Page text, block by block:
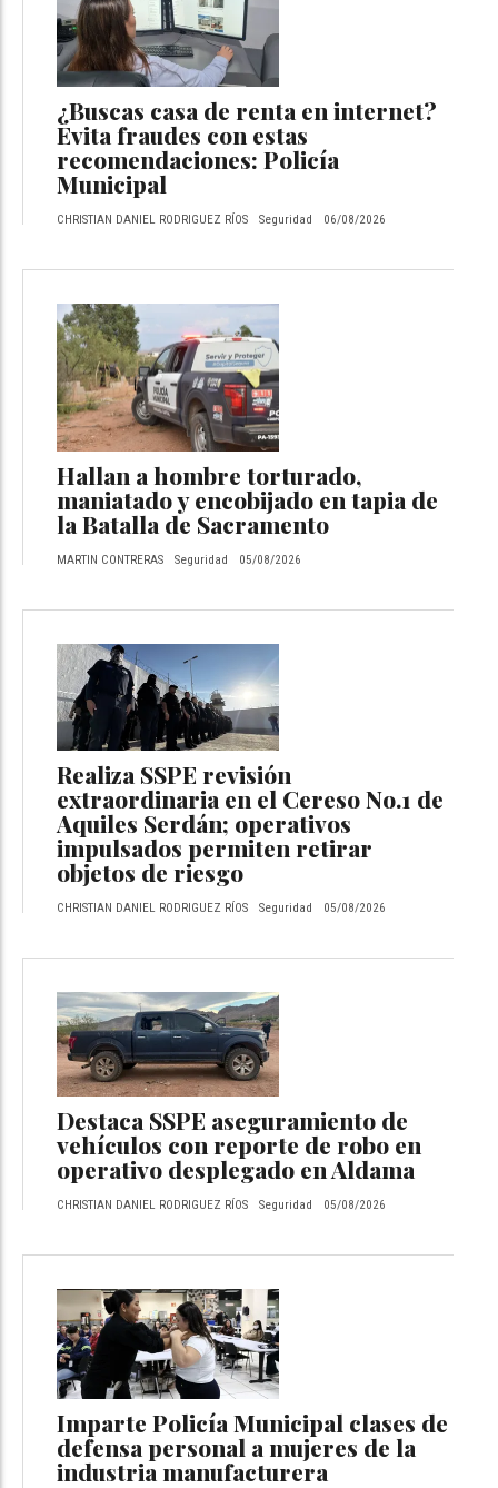
¿Buscas casa de renta en internet?
Evita fraudes con estas
recomendaciones: Policía
Municipal
CHRISTIAN DANIEL RODRIGUEZ RÍOS Seguridad 06/08/2026
Hallan a hombre torturado,
maniatado y encobijado en tapia de
la Batalla de Sacramento
MARTIN CONTRERAS Seguridad 05/08/2026
Realiza SSPE revisión
extraordinaria en el Cereso No.1 de
Aquiles Serdán; operativos
impulsados permiten retirar
objetos de riesgo
CHRISTIAN DANIEL RODRIGUEZ RÍOS Seguridad 05/08/2026
Destaca SSPE aseguramiento de
vehículos con reporte de robo en
operativo desplegado en Aldama
CHRISTIAN DANIEL RODRIGUEZ RÍOS Seguridad 05/08/2026
Imparte Policía Municipal clases de
defensa personal a mujeres de la
industria manufacturera